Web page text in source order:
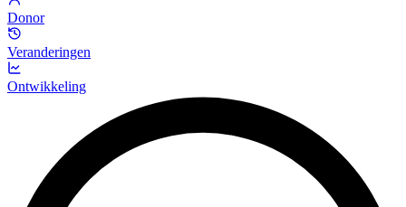
Donor
Veranderingen
Ontwikkeling